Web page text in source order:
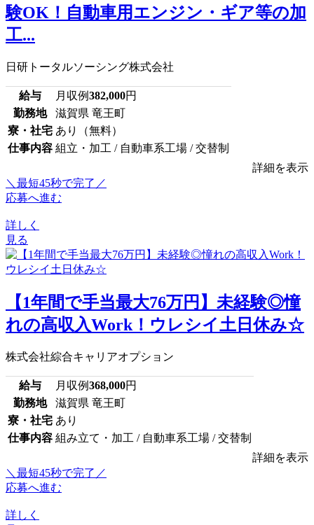
験OK！自動車用エンジン・ギア等の加
工...
日研トータルソーシング株式会社
給与 月収例382,000円
勤務地
滋賀県 竜王町
寮・社宅 あり（無料）
仕事内容 組立・加工 / 自動車系工場 / 交替制
詳細を表示
＼最短45秒で完了／
応募へ進む
詳しく
見る
【1年間で手当最大76万円】未経験◎憧
れの高収入Work！ウレシイ土日休み☆
株式会社綜合キャリアオプション
給与 月収例368,000円
勤務地
滋賀県 竜王町
寮・社宅 あり
仕事内容 組み立て・加工 / 自動車系工場 / 交替制
詳細を表示
＼最短45秒で完了／
応募へ進む
詳しく